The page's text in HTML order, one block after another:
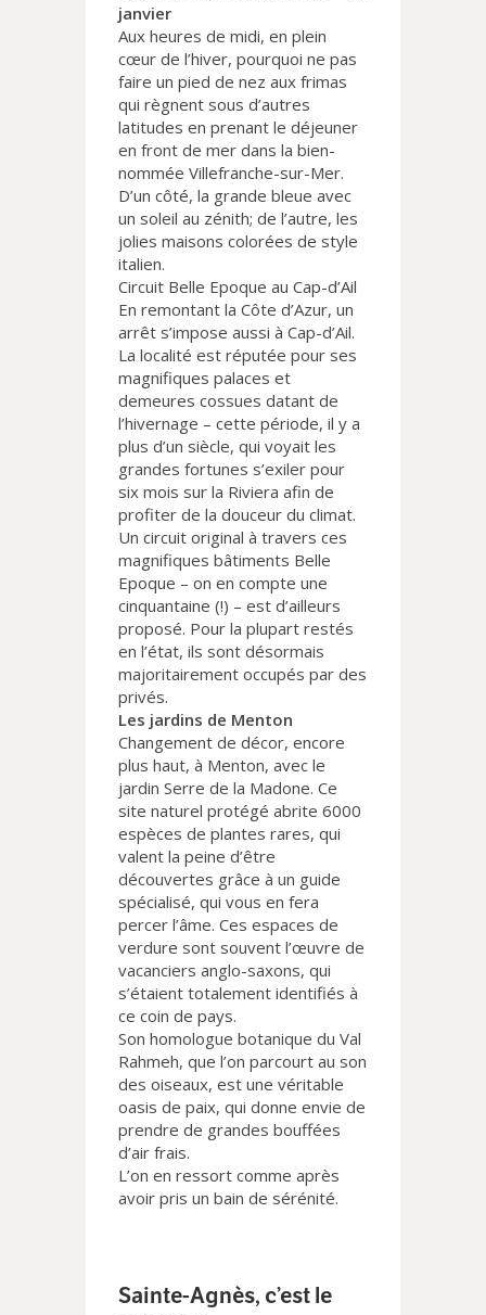
janvier
Aux heures de midi, en plein
cœur de l’hiver, pourquoi ne pas
faire un pied de nez aux frimas
qui règnent sous d’autres
latitudes en prenant le déjeuner
en front de mer dans la bien-
nommée Villefranche-sur-Mer.
D’un côté, la grande bleue avec
un soleil au zénith; de l’autre, les
jolies maisons colorées de style
italien.
Circuit Belle Epoque au Cap-d’Ail
En remontant la Côte d’Azur, un
arrêt s’impose aussi à Cap-d’Ail.
La localité est réputée pour ses
magnifiques palaces et
demeures cossues datant de
l’hivernage – cette période, il y a
plus d’un siècle, qui voyait les
grandes fortunes s’exiler pour
six mois sur la Riviera afin de
profiter de la douceur du climat.
Un circuit original à travers ces
magnifiques bâtiments Belle
Epoque – on en compte une
cinquantaine (!) – est d’ailleurs
proposé. Pour la plupart restés
en l’état, ils sont désormais
majoritairement occupés par des
privés.
Les jardins de Menton
Changement de décor, encore
plus haut, à Menton, avec le
jardin Serre de la Madone. Ce
site naturel protégé abrite 6000
espèces de plantes rares, qui
valent la peine d’être
découvertes grâce à un guide
spécialisé, qui vous en fera
percer l’âme. Ces espaces de
verdure sont souvent l’œuvre de
vacanciers anglo-saxons, qui
s’étaient totalement identifiés à
ce coin de pays.
Son homologue botanique du Val
Rahmeh, que l’on parcourt au son
des oiseaux, est une véritable
oasis de paix, qui donne envie de
prendre de grandes bouffées
d’air frais.
L’on en ressort comme après
avoir pris un bain de sérénité.
Sainte-Agnès, c’est le